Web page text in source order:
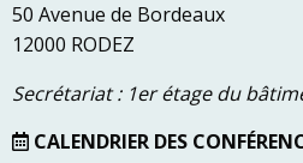
50 Avenue de Bordeaux
12000 RODEZ
Secrétariat : 1er étage du
CALENDRIER DES